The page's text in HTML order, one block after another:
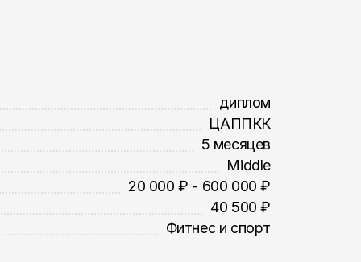
диплом
ЦАППКК
5 месяцев
Middle
20 000 ₽ - 600 000 ₽
40 500 ₽
Фитнес и спорт